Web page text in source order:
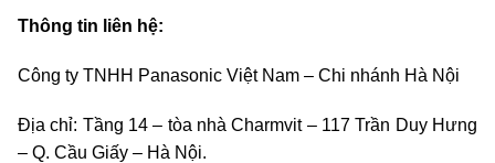
Thông tin liên hệ:
Công ty TNHH Panasonic Việt Nam – Chi nhánh Hà Nội
Địa chỉ: Tầng 14 – tòa nhà Charmvit – 117 Trần Duy Hưng
– Q. Cầu Giấy – Hà Nội.